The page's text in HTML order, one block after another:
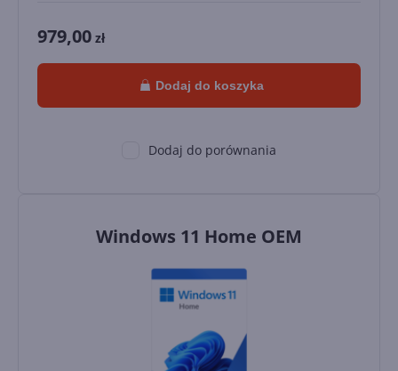
979,00 zł
Dodaj do koszyka
Dodaj do porównania
Windows 11 Home OEM